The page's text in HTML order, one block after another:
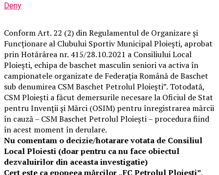
Deny
Conform Art. 22 (2) din Regulamentul de Organizare şi
Funcţionare al Clubului Sportiv Municipal Ploieşti, aprobat
prin Hotărârea nr. 415/28.10.2021 a Consiliului Local
Ploieşti, echipa de baschet masculin seniori va activa în
campionatele organizate de Federaţia Română de Baschet
sub denumirea CSM Baschet Petrolul Ploieşti”. Totodată,
CSM Ploieşti a făcut demersurile necesare la Oficiul de Stat
pentru Invenţii şi Mărci (OSIM) pentru înregistrarea mărcii
în cauză – CSM Baschet Petrolul Ploieşti – procedura fiind
în acest moment în derulare.
Nu comentam o decizie/hotarare votata de Consiliul
Local Ploiesti (doar pentru ca nu face obiectul
dezvaluirilor din aceasta investigatie)
Cert este ca epopeea mărcilor „FC Petrolul Ploieşti”,